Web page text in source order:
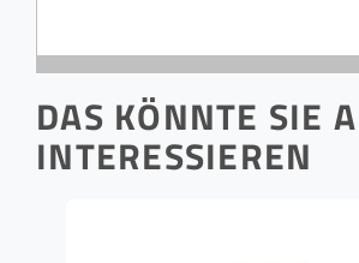
DAS KÖNNTE SIE
INTERESSIEREN